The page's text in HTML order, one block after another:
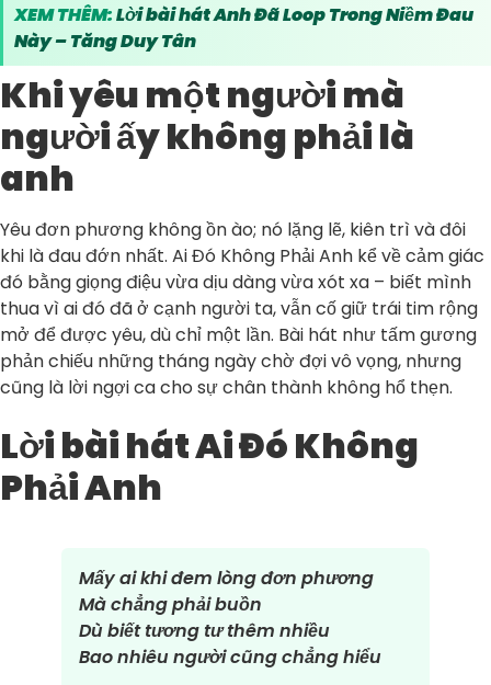
XEM THÊM:Lời bài hát Anh Đã Loop Trong Niềm Đau
Này – Tăng Duy Tân
Khi yêu một người mà
người ấy không phải là
anh
Yêu đơn phương không ồn ào; nó lặng lẽ, kiên trì và đôi
khi là đau đớn nhất. Ai Đó Không Phải Anh kể về cảm giác
đó bằng giọng điệu vừa dịu dàng vừa xót xa – biết mình
thua vì ai đó đã ở cạnh người ta, vẫn cố giữ trái tim rộng
mở để được yêu, dù chỉ một lần. Bài hát như tấm gương
phản chiếu những tháng ngày chờ đợi vô vọng, nhưng
cũng là lời ngợi ca cho sự chân thành không hổ thẹn.
Lời bài hát Ai Đó Không
Phải Anh
Mấy ai khi đem lòng đơn phương
Mà chẳng phải buồn
Dù biết tương tư thêm nhiều
Bao nhiêu người cũng chẳng hiểu